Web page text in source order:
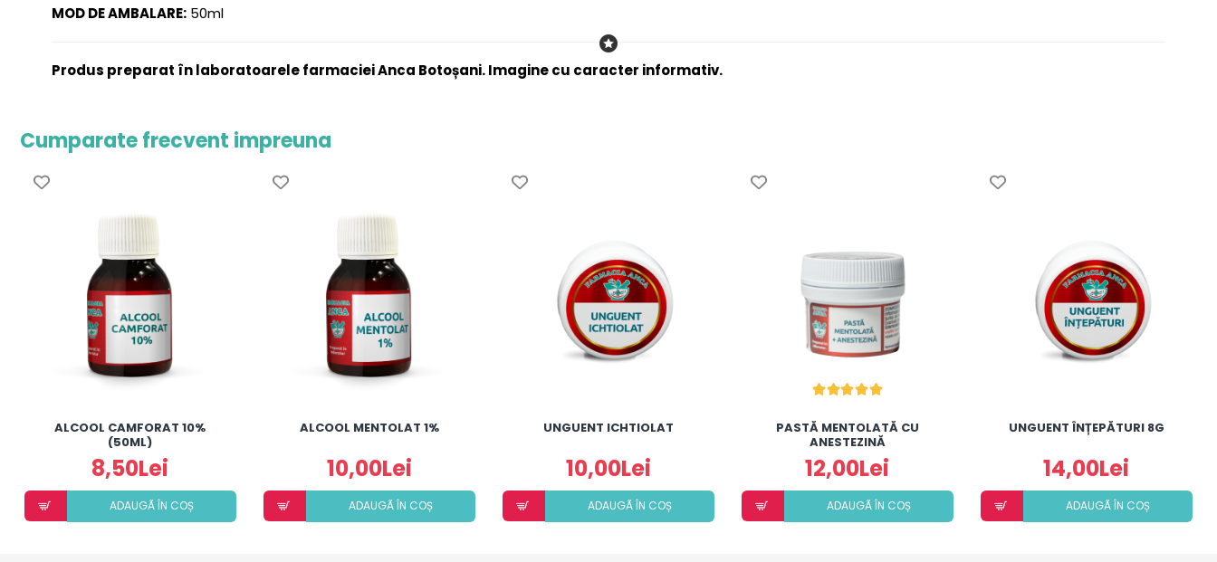
MOD DE AMBALARE: 50ml
Produs preparat în laboratoarele farmaciei Anca Botoșani. Imagine cu caracter informativ.
Cumparate frecvent impreuna
ALCOOL CAMFORAT 10%
(50ML)
8,50Lei
ADAUGÃ ÎN COȘ
ALCOOL MENTOLAT 1%
10,00Lei
ADAUGÃ ÎN COȘ
UNGUENT ICHTIOLAT
10,00Lei
ADAUGÃ ÎN COȘ
PASTĂ MENTOLATĂ CU
ANESTEZINĂ
12,00Lei
ADAUGÃ ÎN COȘ
UNGUENT ÎNȚEPĂTURI 8G
14,00Lei
ADAUGÃ ÎN COȘ